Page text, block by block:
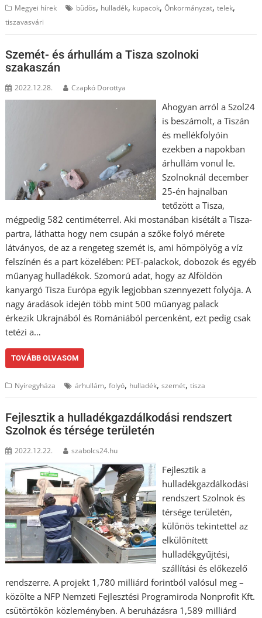
Megyei hírek büdös, hulladék, kupacok,Önkormányzat,telek,
tiszavasvári
Szemét- és árhullám a Tisza szolnoki
szakaszán
2022.12.28. Czapkó Dorottya
Ahogyan arról a Szol24
is beszámolt, a Tiszán
és mellékfolyóin
ezekben a napokban
árhullám vonul le.
Szolnoknál december
25-én hajnalban
tetőzött a Tisza,
mégpedig 582 centiméterrel. Aki mostanában kisétált a Tisza-
partra, láthatta hogy nem csupán a szőke folyó mérete
látványos, de az a rengeteg szemét is, ami hömpölyög a víz
felszínén és a part közelében: PET-palackok, dobozok és egyéb
műanyag hulladékok. Szomorú adat, hogy az Alföldön
kanyargó Tisza Európa egyik legjobban szennyezett folyója. A
nagy áradások idején több mint 500 műanyag palack
érkezik Ukrajnából és Romániából percenként, ezt pedig csak
tetézi a…
TOVÁBB OLVASOM
Nyíregyháza árhullám,folyó, hulladék,szemét,tisza
Fejlesztik a hulladékgazdálkodási rendszert
Szolnok és térsége területén
2022.12.22. szabolcs24.hu
Fejlesztik a
hulladékgazdálkodási
rendszert Szolnok és
térsége területén,
különös tekintettel az
elkülönített
hulladékgyűjtési,
szállítási és előkezelő
rendszerre. A projekt 1,780 milliárd forintból valósul meg –
közölte a NFP Nemzeti Fejlesztési Programiroda Nonprofit Kft.
csütörtökön közleményben. A beruházásra 1,589 milliárd